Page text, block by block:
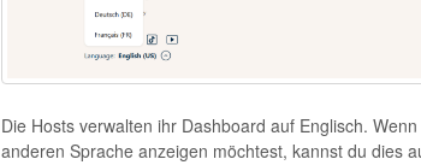
Die Hosts verwalten ihr Dashboard auf Englisch.
anderen Sprache anzeigen möchtest, kannst du dies